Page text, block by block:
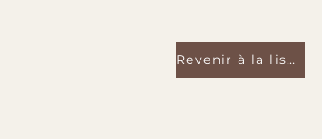
Revenir à la liste